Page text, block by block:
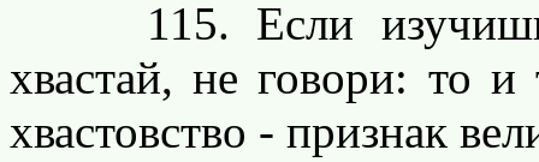
115. Если изучишь
хвастай, не говори: то
хвастовство - признак